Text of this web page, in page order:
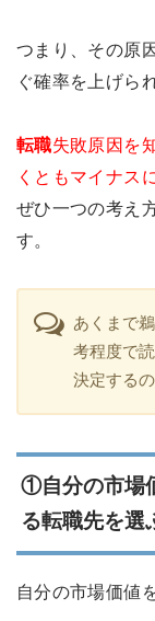
つまり、その原
ぐ確率を上げら
転職失敗原因を
くともマイナス
ぜひ一つの考え
す。
あくまで
考程度で
決定する
①自分の市場
る転職先を選
自分の市場価値